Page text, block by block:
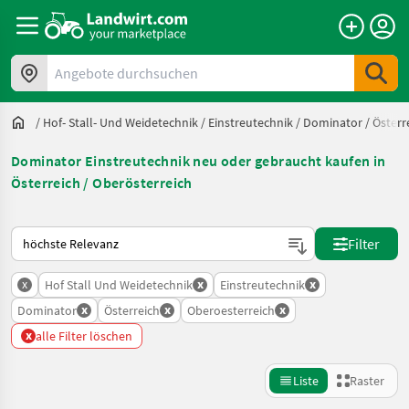
Angebote durchsuchen
/ Hof- Stall- Und Weidetechnik / Einstreutechnik / Dominator /
Dominator Einstreutechnik neu oder gebraucht kaufen in
Österreich / Oberösterreich
So wird auf Landwirt.com sortiert
Filter
x Hof Stall Und Weidetechnik x Einstreutechnik x
Dominator x Österreich x Oberoesterreich x
x alle Filter löschen
Liste Raster